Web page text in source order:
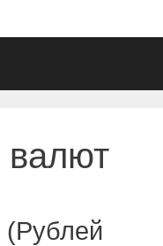
валют
(Рублей